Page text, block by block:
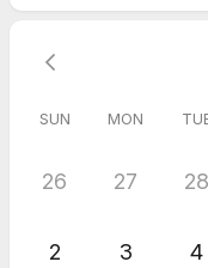
SUN MON
26 27 28
2 3 4